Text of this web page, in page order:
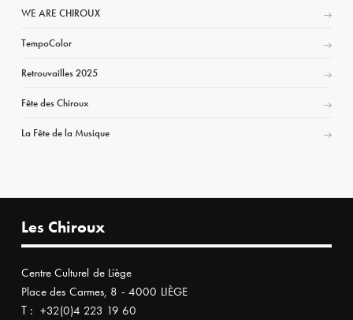
WE ARE CHIROUX
TempoColor
Retrouvailles 2025
Fête des Chiroux
La Fête de la Musique
Les Chiroux
Centre Culturel de Liège
Place des Carmes, 8 - 4000 LIÈGE
T : +32(0)4 223 19 60